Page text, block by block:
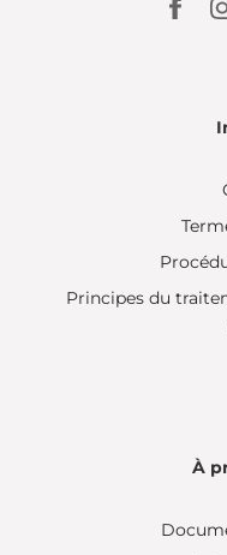
Principes du
À